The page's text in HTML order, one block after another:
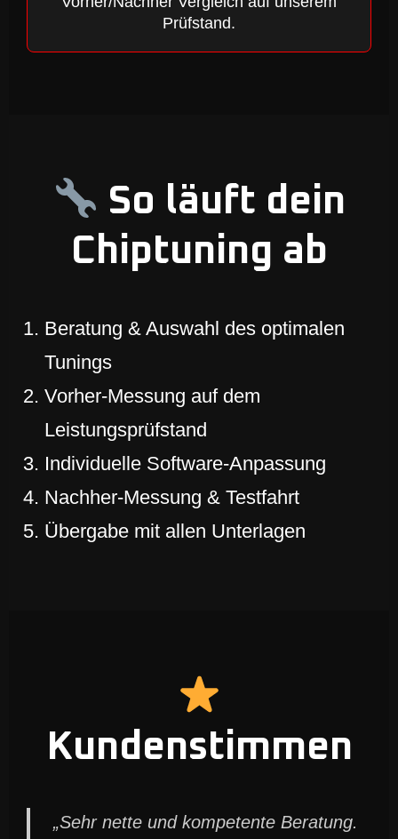
Prüfstand.
So läuft dein
Chiptuning ab
Beratung & Auswahl des optimalen
Tunings
Vorher-Messung auf dem
Leistungsprüfstand
Individuelle Software-Anpassung
Nachher-Messung & Testfahrt
Übergabe mit allen Unterlagen
Kundenstimmen
„Sehr nette und kompetente Beratung.